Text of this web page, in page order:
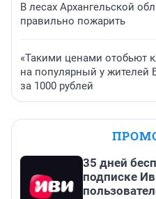
В лесах Архангельской
правильно пожарить
«Такими ценами отобьют
на популярный у жителей
за 1000 рублей
35 дней
подписке